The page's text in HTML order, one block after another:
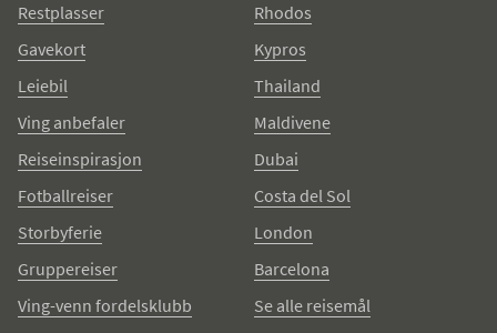
Restplasser
Gavekort
Leiebil
Ving anbefaler
Reiseinspirasjon
Fotballreiser
Storbyferie
Gruppereiser
Ving-venn fordelsklubb
Rhodos
Kypros
Thailand
Maldivene
Dubai
Costa del Sol
London
Barcelona
Se alle reisemål